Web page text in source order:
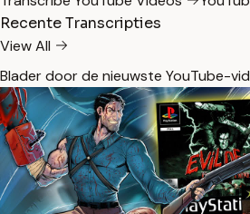
Recente Transcripties
View All
Blader door de nieuwste YouTube-